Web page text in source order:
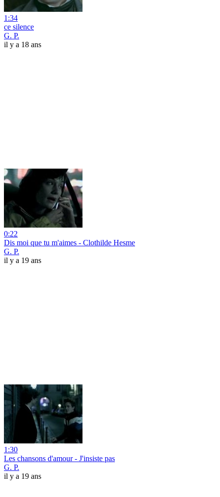
1:34
ce silence
G. P.
il y a 18 ans
0:22
Dis moi que tu m'aimes - Clothilde Hesme
G. P.
il y a 19 ans
1:30
Les chansons d'amour - J'insiste pas
G. P.
il y a 19 ans